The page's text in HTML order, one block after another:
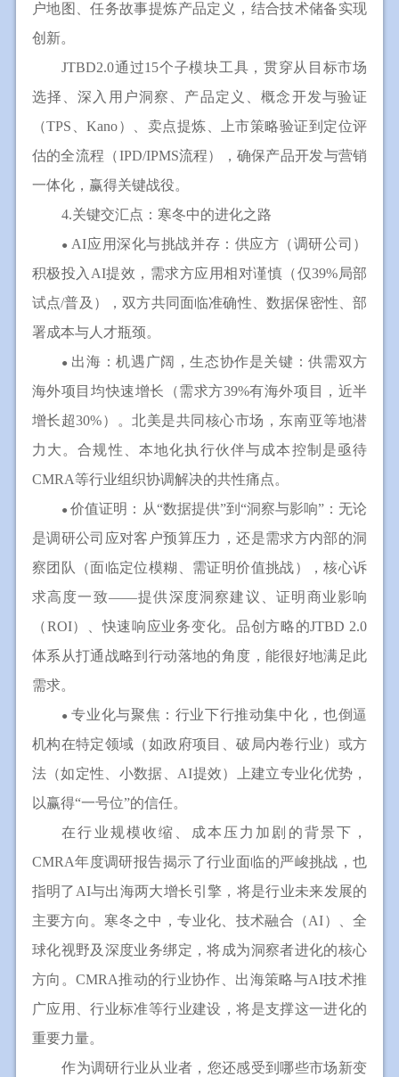
户地图、任务故事提炼产品定义，结合技术储备实现
创新。
JTBD2.0通过15个子模块工具，贯穿从目标市场
选择、深入用户洞察、产品定义、概念开发与验证
（TPS、Kano）、卖点提炼、上市策略验证到定位评
估的全流程（IPD/IPMS流程），确保产品开发与营销
一体化，赢得关键战役。
4.关键交汇点：寒冬中的进化之路
●AI应用深化与挑战并存：供应方（调研公司）
积极投入AI提效，需求方应用相对谨慎（仅39%局部
试点/普及），双方共同面临准确性、数据保密性、部
署成本与人才瓶颈。
● 出海：机遇广阔，生态协作是关键：供需双方
海外项目均快速增长（需求方39%有海外项目，近半
增长超30%）。北美是共同核心市场，东南亚等地潜
力大。合规性、本地化执行伙伴与成本控制是亟待
CMRA等行业组织协调解决的共性痛点。
●价值证明：从“数据提供”到“洞察与影响”：无论
是调研公司应对客户预算压力，还是需求方内部的洞
察团队（面临定位模糊、需证明价值挑战），核心诉
求高度一致——提供深度洞察建议、证明商业影响
（ROI）、快速响应业务变化。品创方略的JTBD 2.0
体系从打通战略到行动落地的角度，能很好地满足此
需求。
●专业化与聚焦：行业下行推动集中化，也倒逼
机构在特定领域（如政府项目、破局内卷行业）或方
法（如定性、小数据、AI提效）上建立专业化优势，
以赢得“一号位”的信任。
在行业规模收缩、成本压力加剧的背景下，
CMRA年度调研报告揭示了行业面临的严峻挑战，也
指明了AI与出海两大增长引擎，将是行业未来发展的
主要方向。寒冬之中，专业化、技术融合（AI）、全
球化视野及深度业务绑定，将成为洞察者进化的核心
方向。CMRA推动的行业协作、出海策略与AI技术推
广应用、行业标准等行业建设，将是支撑这一进化的
重要力量。
作为调研行业从业者，您还感受到哪些市场新变